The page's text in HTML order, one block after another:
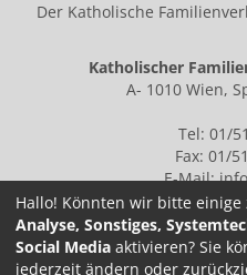
Der Katholische
Katholischer
A- 1010 Wien,
Tel: 01/
Fax: 01/
E-Mail:
Hallo! Könnten wir bitte
Analyse, Sonstiges,
Social Media aktivieren? Sie
jederzeit ändern oder